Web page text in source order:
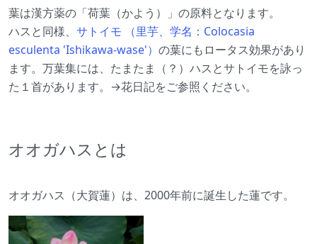
葉は漢方薬の「荷葉（かよう）」の原料となります。
ハスと同様、 サトイモ （里芋、学名：Colocasia
esculenta 'Ishikawa-wase'） の葉にもロータス効果があり
ます。万葉集には、たまたま（？）ハスとサトイモを詠っ
た１首があります。→花日記をご参照ください。
オオガハスとは
オオガハス（大賀蓮）は、2000年前に誕生した蓮です。